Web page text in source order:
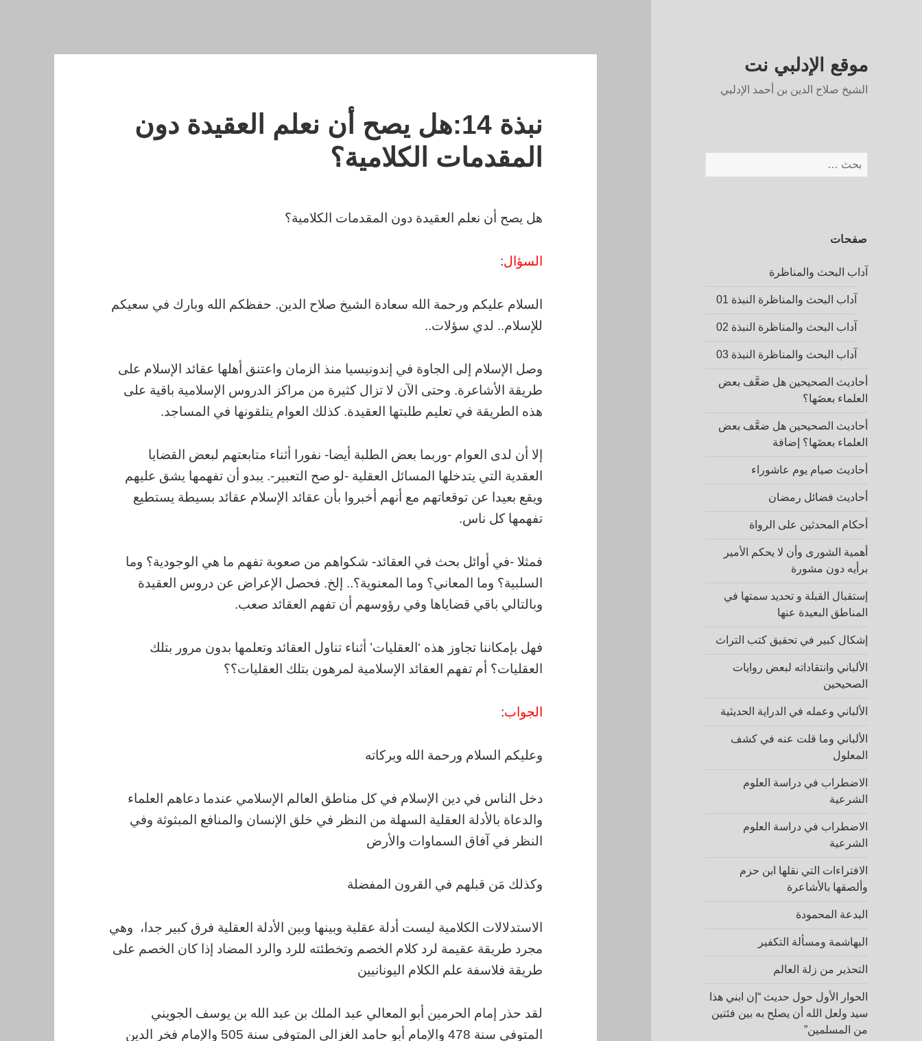
موقع الإدلبي نت
الشيخ صلاح الدين بن أحمد الإدلبي
عن:
صفحات
آداب البحث والمناظرة
آداب البحث والمناظرة النبذة 01
آداب البحث والمناظرة النبذة 02
آداب البحث والمناظرة النبذة 03
أحاديث الصحيحين هل ضعَّف بعض
العلماء بعضَها؟
أحاديث الصحيحين هل ضعَّف بعض
العلماء بعضَها؟ إضافة
أحاديث صيام يوم عاشوراء
أحاديث فضائل رمضان
أحكام المحدثين على الرواة
أهمية الشورى وأن لا يحكم الأمير
برأيه دون مشورة
إستقبال القبلة و تحديد سمتها في
المناطق البعيدة عنها
إشكال كبير في تحقيق كتب التراث
الألباني وانتقاداته لبعض روايات
الصحيحين
الألباني وعمله في الدراية الحديثية
الألباني وما قلت عنه في كشف
المعلول
الاضطراب في دراسة العلوم
الشرعية
الاضطراب في دراسة العلوم
الشرعية
الافتراءات التي نقلها ابن حزم
وألصقها بالأشاعرة
البدعة المحمودة
البهاشمة ومسألة التكفير
التحذير من زلة العالم
الحوار الأول حول حديث “إن ابني هذا
سيد ولعل الله أن يصلح به بين فئتين
من المسلمين”
نبذة 14:هل يصح أن نعلم العقيدة دون
المقدمات الكلامية؟
هل يصح أن نعلم العقيدة دون المقدمات الكلامية؟
السؤال:
السلام عليكم ورحمة الله سعادة الشيخ صلاح الدين. حفظكم الله وبارك في سعيكم
للإسلام.. لدي سؤلات..
وصل الإسلام إلى الجاوة في إندونيسيا منذ الزمان واعتنق أهلها عقائد الإسلام على
طريقة الأشاعرة. وحتى الآن لا تزال كثيرة من مراكز الدروس الإسلامية باقية على
هذه الطريقة في تعليم طلبتها العقيدة. كذلك العوام يتلقونها في المساجد.
إلا أن لدى العوام -وربما بعض الطلبة أيضا- نفورا أثناء متابعتهم لبعض القضايا
العقدية التي يتدخلها المسائل العقلية -لو صح التعبير-. يبدو أن تفهمها يشق عليهم
ويقع بعيدا عن توقعاتهم مع أنهم أخبروا بأن عقائد الإسلام عقائد بسيطة يستطيع
تفهمها كل ناس.
فمثلا -في أوائل بحث في العقائد- شكواهم من صعوبة تفهم ما هي الوجودية؟ وما
السلبية؟ وما المعاني؟ وما المعنوية؟.. إلخ. فحصل الإعراض عن دروس العقيدة
وبالتالي باقي قضاياها وفي رؤوسهم أن تفهم العقائد صعب.
فهل بإمكاننا تجاوز هذه ‘العقليات’ أثناء تناول العقائد وتعلمها بدون مرور بتلك
العقليات؟ أم تفهم العقائد الإسلامية لمرهون بتلك العقليات؟؟
الجواب:
وعليكم السلام ورحمة الله وبركاته
دخل الناس في دين الإسلام في كل مناطق العالم الإسلامي عندما دعاهم العلماء
والدعاة بالأدلة العقلية السهلة من النظر في خلق الإنسان والمنافع المبثوثة وفي
النظر في آفاق السماوات والأرض
وكذلك مَن قبلهم في القرون المفضلة
الاستدلالات الكلامية ليست أدلة عقلية وبينها وبين الأدلة العقلية فرق كبير جدا، وهي
مجرد طريقة عقيمة لرد كلام الخصم وتخطئته للرد والرد المضاد إذا كان الخصم على
طريقة فلاسفة علم الكلام اليونانيين
لقد حذر إمام الحرمين أبو المعالي عبد الملك بن عبد الله بن يوسف الجويني
المتوفى سنة 478 والإمام أبو حامد الغزالي المتوفى سنة 505 والإمام فخر الدين